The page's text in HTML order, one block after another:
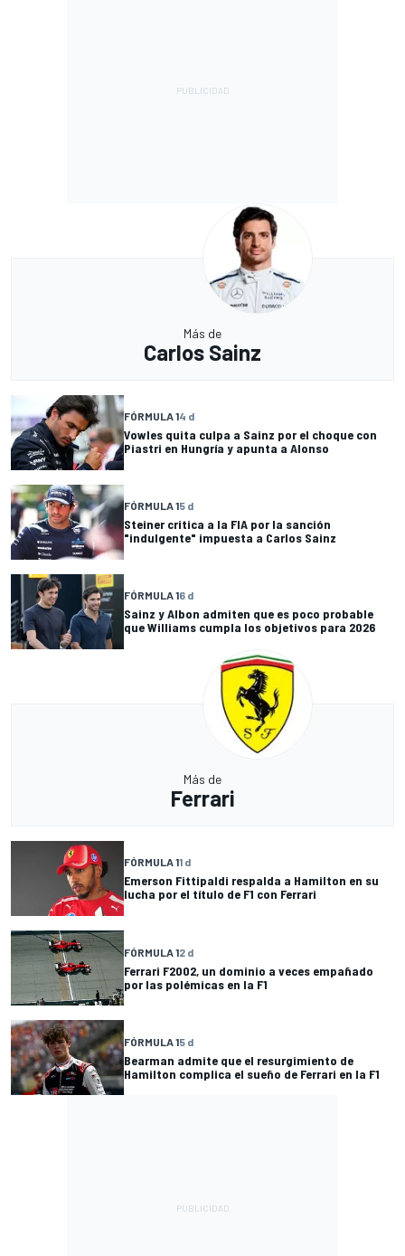
Más de
Carlos Sainz
FÓRMULA 14 d
Vowles quita culpa a Sainz por el choque con
Piastri en Hungría y apunta a Alonso
FÓRMULA 15 d
Steiner critica a la FIA por la sanción
"indulgente" impuesta a Carlos Sainz
FÓRMULA 16 d
Sainz y Albon admiten que es poco probable
que Williams cumpla los objetivos para 2026
Más de
Ferrari
FÓRMULA 11 d
Emerson Fittipaldi respalda a Hamilton en su
lucha por el título de F1 con Ferrari
FÓRMULA 12 d
Ferrari F2002, un dominio a veces empañado
por las polémicas en la F1
FÓRMULA 15 d
Bearman admite que el resurgimiento de
Hamilton complica el sueño de Ferrari en la F1